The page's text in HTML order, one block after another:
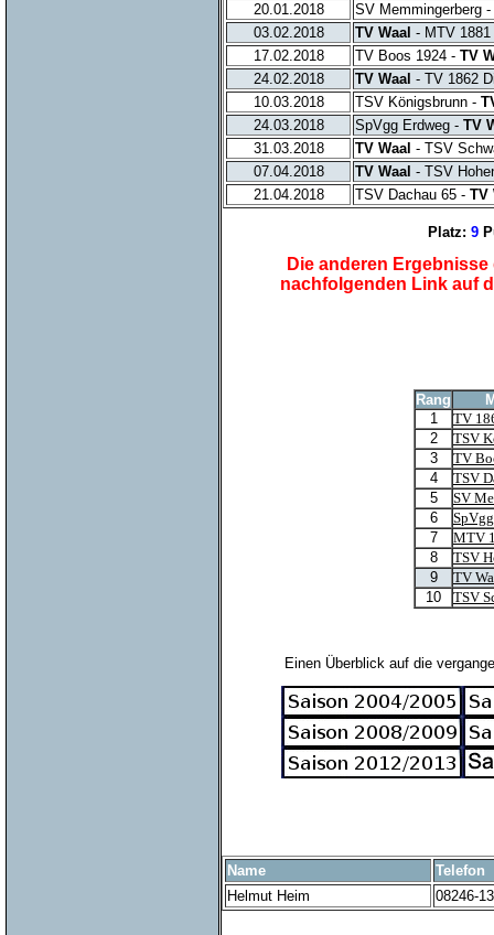
20.01.2018
SV Memmingerberg -
03.02.2018
TV Waal - MTV
17.02.2018
TV Boos 1924 - TV
24.02.2018
TV Waal - TV 1862
10.03.2018
TSV Königsbrunn -
24.03.2018
SpVgg Erdweg - TV
31.03.2018
TV Waal - TSV
07.04.2018
TV Waal - TSV
21.04.2018
TSV Dachau 65 - TV
Platz: 9
Die anderen
nachfolgenden Link auf
Rang
1
TV
2
TSV
3
TV
4
TSV
5
SV
6
7
MTV
8
TSV
9
TV
10
TSV
Einen Überblick auf die
Name
Telefon
Helmut Heim
08246-